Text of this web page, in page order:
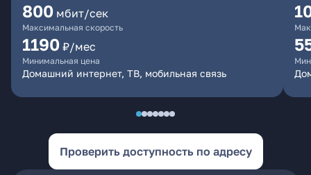
800 мбит/сек
Максимальная скорость
1190 ₽/мес
Минимальная цена
Домашний интернет, ТВ, мобильная связь
Проверить доступность по адресу